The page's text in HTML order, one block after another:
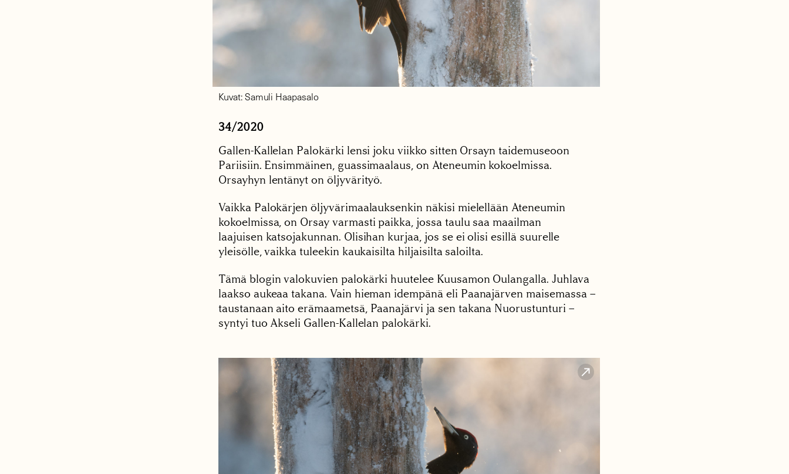
Kuvat: Samuli Haapasalo
34/2020
Gallen-Kallelan Palokärki lensi joku viikko sitten Orsayn taidemuseoon
Pariisiin. Ensimmäinen, guassimaalaus, on Ateneumin kokoelmissa.
Orsayhyn lentänyt on öljyvärityö.
Vaikka Palokärjen öljyvärimaalauksenkin näkisi mielellään Ateneumin
kokoelmissa, on Orsay varmasti paikka, jossa taulu saa maailman
laajuisen katsojakunnan. Olisihan kurjaa, jos se ei olisi esillä suurelle
yleisölle, vaikka tuleekin kaukaisilta hiljaisilta saloilta.
Tämä blogin valokuvien palokärki huutelee Kuusamon Oulangalla. Juhlava
laakso aukeaa takana. Vain hieman idempänä eli Paanajärven maisemassa –
taustanaan aito erämaametsä, Paanajärvi ja sen takana Nuorustunturi –
syntyi tuo Akseli Gallen-Kallelan palokärki.
